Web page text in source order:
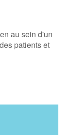
au sein d'un
patients et